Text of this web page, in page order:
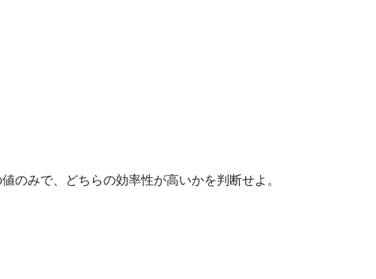
のみで、どちらの効率性が高いかを判断せよ。